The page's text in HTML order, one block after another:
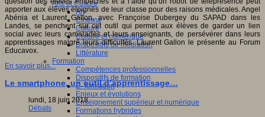
Arts et Culture
Art
Cinéma
Culture
Culture et numérique
Dispositifs de médiation
Littérature
Formation
Compétences professionnelles
Dispositifs de formation
E- formation
Enjeux et évolutions
Enseignement supérieur et numérique
Formations hybrides
apporter aux élèves éloignés de leur classe pour des raisons médicales. Angel
Abénia et Laurent Gallon, avec Françoise Dubergey du SAPAD dans les
Landes, se penchent sur cet outil qui permet aux élèves de garder un lien
social avec leurs camarades et leurs enseignants, de persévérer dans leurs
apprentissages malgré leurs difficultés. Laurent Gallon le présente au Forum
Educavox.
En savoir plus...
Le smartphone, un outil d’apprentissage…
lundi, 18 juin 2018
Débats